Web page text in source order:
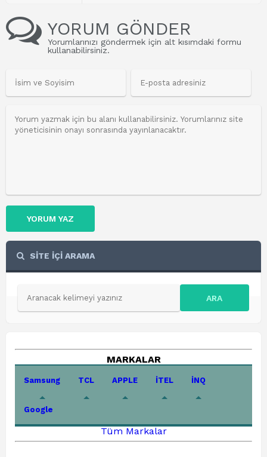
YORUM GÖNDER
Yorumlarınızı göndermek için alt kısımdaki formu
kullanabilirsiniz.
YORUM YAZ
SİTE İÇİ ARAMA
ARA
MARKALAR
Samsung TCL APPLE İTEL İNQ
Google
Tüm Markalar